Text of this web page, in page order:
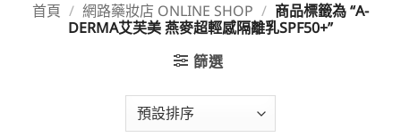
首頁 / 網路藥妝店 ONLINE SHOP / 商品標籤為 “A-
DERMA艾芙美 燕麥超輕感隔離乳SPF50+”
篩選